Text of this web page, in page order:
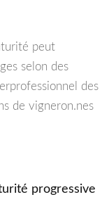
peut
selon des
des
de vigneron.nes
progressive